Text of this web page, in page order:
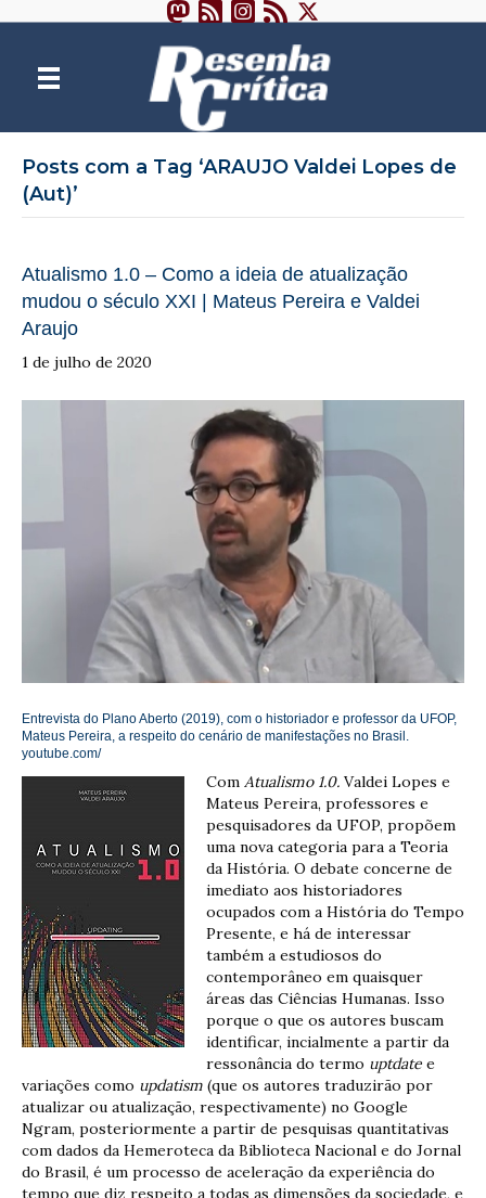
Posts com a Tag ‘ARAUJO Valdei Lopes de
(Aut)’
Atualismo 1.0 – Como a ideia de atualização
mudou o século XXI | Mateus Pereira e Valdei
Araujo
1 de julho de 2020
Entrevista do Plano Aberto (2019), com o historiador e professor da UFOP,
Mateus Pereira, a respeito do cenário de manifestações no Brasil.
youtube.com/
Com Atualismo 1.0. Valdei Lopes e
Mateus Pereira, professores e
pesquisadores da UFOP, propõem
uma nova categoria para a Teoria
da História. O debate concerne de
imediato aos historiadores
ocupados com a História do Tempo
Presente, e há de interessar
também a estudiosos do
contemporâneo em quaisquer
áreas das Ciências Humanas. Isso
porque o que os autores buscam
identificar, incialmente a partir da
ressonância do termo uptdate e
variações como updatism (que os autores traduzirão por
atualizar ou atualização, respectivamente) no Google
Ngram, posteriormente a partir de pesquisas quantitativas
com dados da Hemeroteca da Biblioteca Nacional e do Jornal
do Brasil, é um processo de aceleração da experiência do